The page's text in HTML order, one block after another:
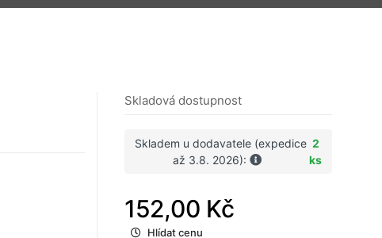
Skladová dostupnost
Skladem u dodavatele (expedice
až 3.8. 2026):
2
ks
152,00 Kč
Hlídat cenu